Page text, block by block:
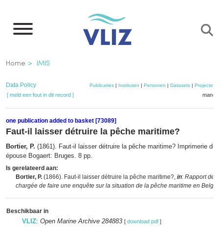
naar
inhoud
gaan
Kruimelpad
Home IMIS
Data Policy Publicaties | Instituten | Personen | Datasets | Projecten
[ meld een fout in dit record ]
one publication added to basket [73089]
Faut-il laisser détruire la pêche maritime?
Bortier, P. (1861). Faut-il laisser détruire la pêche maritime? Imprimerie de
épouse Bogaert: Bruges. 8 pp.
Is gerelateerd aan:
Bortier, P. (1866). Faut-il laisser détruire la pêche maritime?, in: Rapport de
chargée de faire une enquête sur la situation de la pêche maritime en
Beschikbaar in
VLIZ: Open Marine Archive 284883 [ download pdf ]